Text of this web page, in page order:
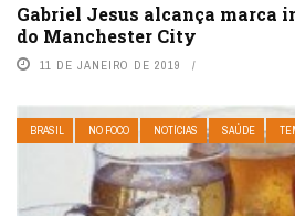
Gabriel Jesus alcança marca
do Manchester City
11 DE JANEIRO DE 2019
BRASIL NO FOCO NOTÍCIAS SAÚDE